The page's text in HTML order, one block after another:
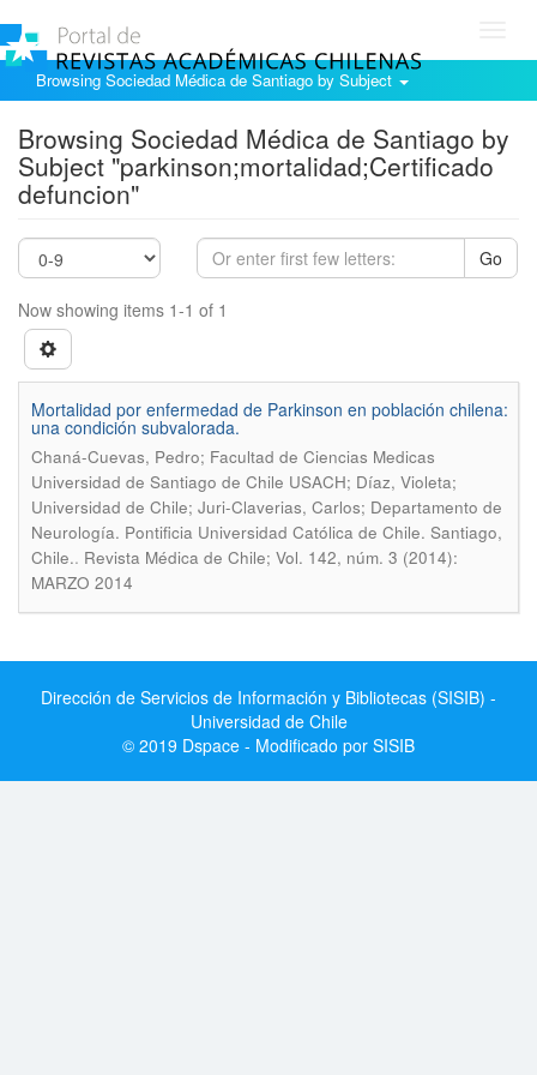
Browsing Sociedad Médica de Santiago by Subject
Browsing Sociedad Médica de Santiago by
Subject "parkinson;mortalidad;Certificado
defuncion"
Go
Now showing items 1-1 of 1
Mortalidad por enfermedad de Parkinson en población chilena:
una condición subvalorada.
Chaná-Cuevas, Pedro; Facultad de Ciencias Medicas
Universidad de Santiago de Chile USACH; Díaz, Violeta;
Universidad de Chile; Juri-Claverias, Carlos; Departamento de
Neurología. Pontificia Universidad Católica de Chile. Santiago,
Chile.. Revista Médica de Chile; Vol. 142, núm. 3 (2014):
MARZO 2014
Dirección de Servicios de Información y Bibliotecas (SISIB) -
Universidad de Chile
© 2019 Dspace - Modificado por SISIB